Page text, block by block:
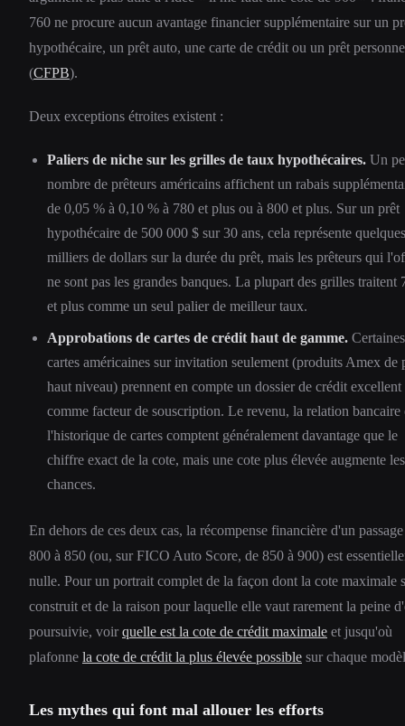
760 ne procure aucun avantage financier supplémentaire sur un
hypothécaire, un prêt auto, une carte de crédit ou un prêt
(CFPB).
Deux exceptions étroites existent :
Paliers de niche sur les grilles de taux hypothécaires. Un
nombre de prêteurs américains affichent un rabais
de 0,05 % à 0,10 % à 780 et plus ou à 800 et plus. Sur un prêt
hypothécaire de 500 000 $ sur 30 ans, cela représente quelques
milliers de dollars sur la durée du prêt, mais les prêteurs qui
ne sont pas les grandes banques. La plupart des grilles traitent
et plus comme un seul palier de meilleur taux.
Approbations de cartes de crédit haut de gamme. Certaines
cartes américaines sur invitation seulement (produits Amex de
haut niveau) prennent en compte un dossier de crédit excellent
comme facteur de souscription. Le revenu, la relation bancaire
l'historique de cartes comptent généralement davantage que le
chiffre exact de la cote, mais une cote plus élevée augmente les
chances.
En dehors de ces deux cas, la récompense financière d'un
800 à 850 (ou, sur FICO Auto Score, de 850 à 900) est
nulle. Pour un portrait complet de la façon dont la cote maximale
construit et de la raison pour laquelle elle vaut rarement la peine
poursuivie, voirquelle est la cote de crédit maximale et jusqu'où
plafonne la cote de crédit la plus élevée possible sur chaque
Les mythes qui font mal allouer les efforts